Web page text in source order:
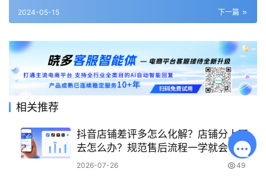
下一篇
2024-05-15
相关推荐
抖音店铺差评多怎么化解？店铺分上不
去怎么办？规范售后流程一学就会！
2026-07-26 49